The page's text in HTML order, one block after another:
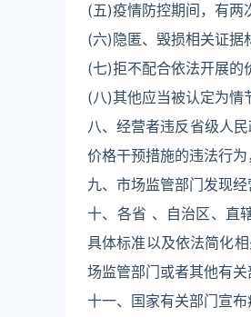
(五)疫情防控期间，有两
(六)隐匿、毁损相关证据
(七)拒不配合依法开展的
(八)其他应当被认定为情
八、经营者违反省级人
价格干预措施的违法行为
九、市场监管部门发现
十、各省 、自治区、直
具体标准以及依法简化
场监管部门或者其他有
十一、国家有关部门宣布